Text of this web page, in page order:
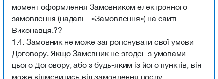
момент оформлення Замовником електронного
замовлення (надалі – «Замовлення») на сайті
Виконавця.??
1.4. Замовник не може запропонувати свої умови
Договору. Якщо Замовник не згоден з умовами
цього Договору, або з будь-яким із його пунктів, він
може відмовитись від замовлення послуг.